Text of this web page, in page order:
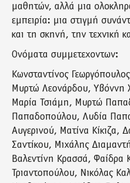
μαθητών, αλλά μια
εμπειρία: μια στιγμή
και τη σκηνή, την τεχνική
Ονόματα συμμετεχοντων:
Κωνσταντίνος
Μυρτώ Λεονάρδου, Υβόννη
Μαρία Τσιάμη, Μυρτώ
Παπαδοπούλου, Λυδία
Αυγερινού, Ματίνα Κίκιζα,
Σαντίκου, Μιχάλης
Βαλεντίνη Κρασσά, Φαίδρα
Τριαντοπούλου, Νικόλας